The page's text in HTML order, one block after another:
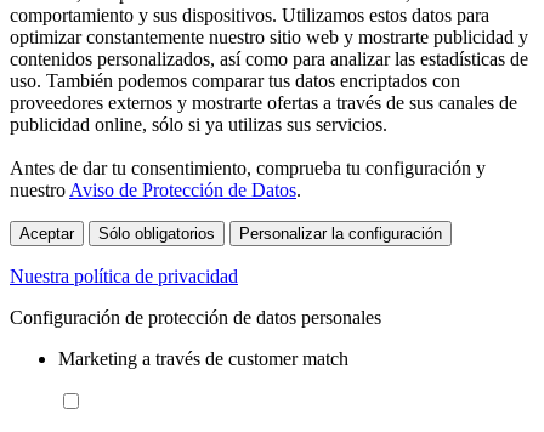
comportamiento y sus dispositivos. Utilizamos estos datos para
optimizar constantemente nuestro sitio web y mostrarte publicidad y
contenidos personalizados, así como para analizar las estadísticas de
uso. También podemos comparar tus datos encriptados con
proveedores externos y mostrarte ofertas a través de sus canales de
publicidad online, sólo si ya utilizas sus servicios.
Antes de dar tu consentimiento, comprueba tu configuración y
nuestro Aviso de Protección de Datos.
Aceptar Sólo obligatorios Personalizar la configuración
Nuestra política de privacidad
Configuración de protección de datos personales
Marketing a través de customer match